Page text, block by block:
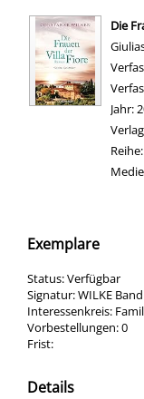
Die
Jahr:
Reihe:
Exemplare
Status:Verfügbar
Signatur:WILKE Band
Interessenkreis:
Vorbestellungen:0
Frist:
Details